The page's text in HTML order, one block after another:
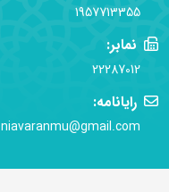
1957713355
نمابر:
22287012
رایانامه:
niavaranmu@gmail.com